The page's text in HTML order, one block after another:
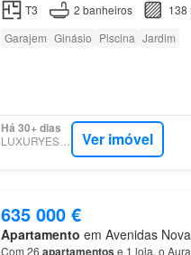
T3
2 banheiros
138
Garajem Ginásio Piscina Jardim
Há 30+ dias
LUXURYESTATE Ver imóvel
635 000 €
Apartamento em Avenidas
Com 26 apartamentos e 1 loja, o